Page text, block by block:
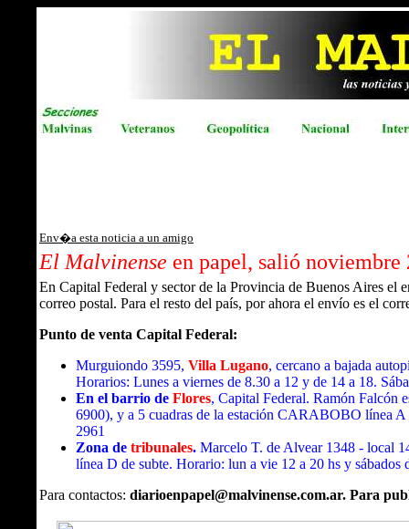
Env�a esta noticia a un amigo
El Malvinense en papel, salió
En Capital Federal y sector de la Provincia de Buenos Aires el
correo postal. Para el resto del país, por ahora el envío es el
Punto de venta Capital Federal:
Murguiondo 3595, Villa Lugano, cercano a bajada
Horarios: Lunes a viernes de 8.30 a 12 y de 14 a 18.
En el barrio de Flores, Capital Federal. Ramón Falcón
6900), y a 5 cuadras de la estación CARABOBO línea
2961
Zona de tribunales. Marcelo T. de Alvear 1348 - local
línea D de subte. Horario: lun a vie 12 a 20 hs y
Para contactos: diarioenpapel@malvinense.com.ar. Para